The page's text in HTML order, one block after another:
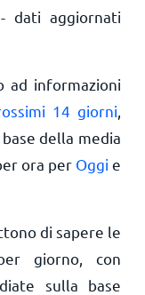
dati aggiornati
ad informazioni
14 giorni
della media
ora per Oggi e
di sapere le
giorno, con
sulla base